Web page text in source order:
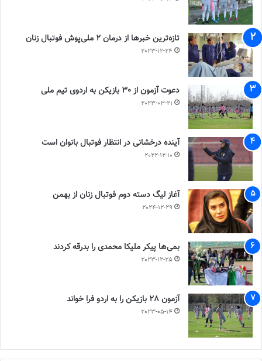
تازه‌ترین خبرها از درمان ۲ ملی‌پوش فوتبال زنان
2023-12-24
دعوت آزمون از 30 بازیکن به اردوی تیم ملی
2023-03-21
آینده درخشانی در انتظار فوتبال بانوان است
2022-12-10
آغاز لیگ دسته دوم فوتبال زنان از بهمن
2024-12-29
بمی‌ها پیکر ملیکا محمدی را بدرقه کردند
2023-12-25
آزمون 28 بازیکن را به اردو فرا خواند
2023-05-14